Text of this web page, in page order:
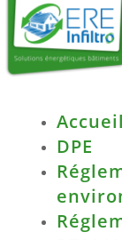
Accueil
DPE